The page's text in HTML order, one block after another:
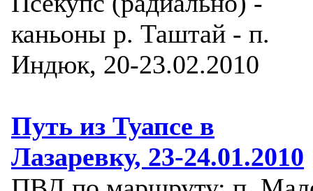
каньоны р. Таштай - п.
Индюк, 20-23.02.2010
Путь из Туапсе в
Лазаревку, 23-24.01.2010